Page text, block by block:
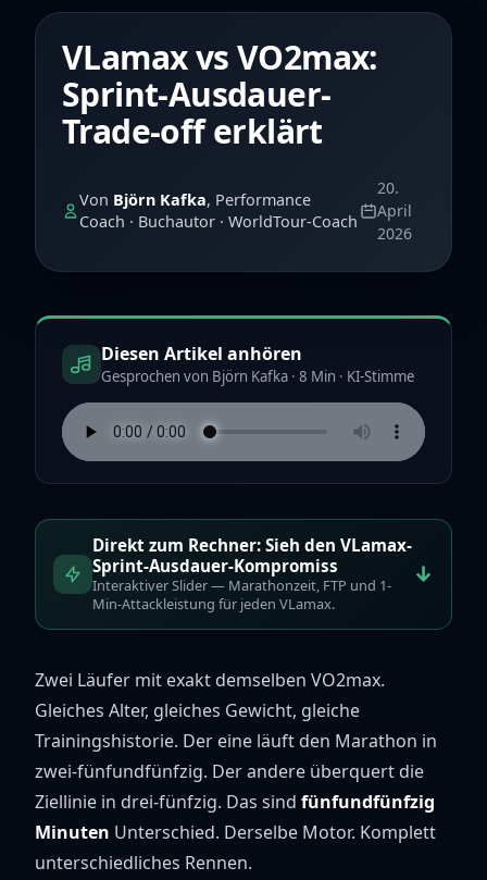
VLamax vs VO2max:
Sprint-Ausdauer-
Trade-off erklärt
Von Björn Kafka, Performance
Coach · Buchautor · WorldTour-Coach
20.
April
2026
Diesen Artikel anhören
Gesprochen von Björn Kafka · 8 Min · KI-Stimme
Direkt zum Rechner: Sieh den VLamax-
Sprint-Ausdauer-Kompromiss
Interaktiver Slider — Marathonzeit, FTP und 1-
Min-Attackleistung für jeden VLamax.
↓
Zwei Läufer mit exakt demselben VO2max.
Gleiches Alter, gleiches Gewicht, gleiche
Trainingshistorie. Der eine läuft den Marathon in
zwei-fünfundfünfzig. Der andere überquert die
Ziellinie in drei-fünfzig. Das sind fünfundfünfzig
Minuten Unterschied. Derselbe Motor. Komplett
unterschiedliches Rennen.